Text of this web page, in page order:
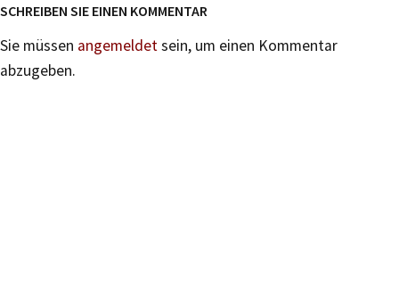
SCHREIBEN SIE EINEN KOMMENTAR
Sie müssen angemeldetsein, um einen Kommentar
abzugeben.